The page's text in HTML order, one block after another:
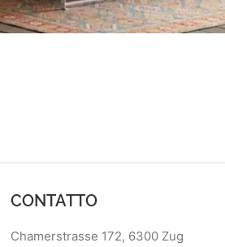
CONTATTO
Chamerstrasse 172, 6300 Zug